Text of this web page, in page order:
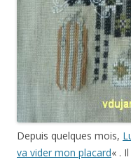
Depuis quelques mois,
va vider mon placard« .